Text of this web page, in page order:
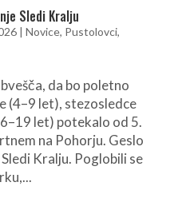
Sledi Kralju
| Novice, Pustolovci,
da bo poletno
(4–9 let), stezosledce
let) potekalo od 5.
na Pohorju. Geslo
Kralju. Poglobili se